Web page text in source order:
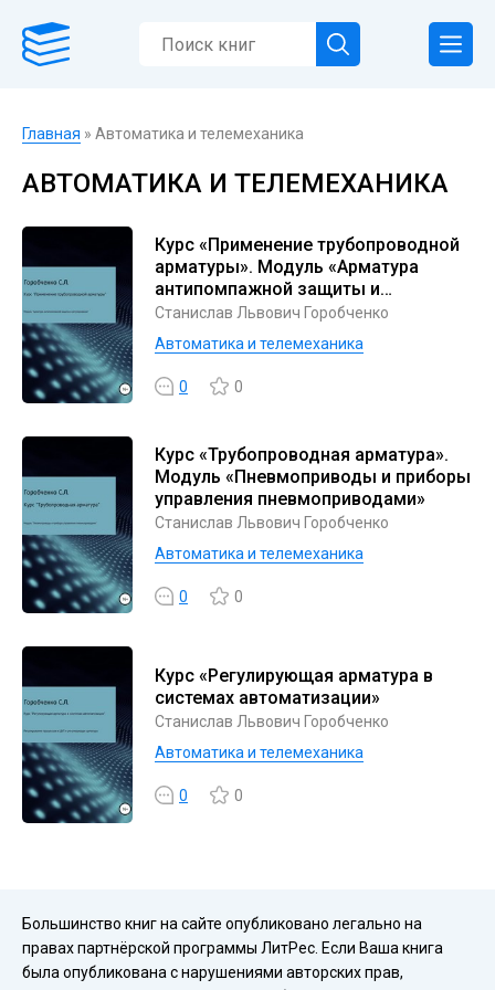
Главная » Автоматика и телемеханика
АВТОМАТИКА И ТЕЛЕМЕХАНИКА
Курс «Применение трубопроводной
арматуры». Модуль «Арматура
антипомпажной защиты и
регулирования»
Станислав Львович Горобченко
Автоматика и телемеханика
0 0
Курс «Трубопроводная арматура».
Модуль «Пневмоприводы и приборы
управления пневмоприводами»
Станислав Львович Горобченко
Автоматика и телемеханика
0 0
Курс «Регулирующая арматура в
системах автоматизации»
Станислав Львович Горобченко
Автоматика и телемеханика
0 0
Большинство книг на сайте опубликовано легально на
правах партнёрской программы ЛитРес. Если Ваша книга
была опубликована с нарушениями авторских прав,